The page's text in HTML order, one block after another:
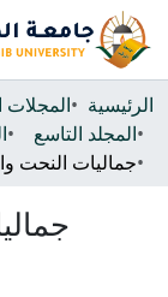
المجتمعات
كل دي سبيس
الرئيسية المجلات
المجلد التاسع